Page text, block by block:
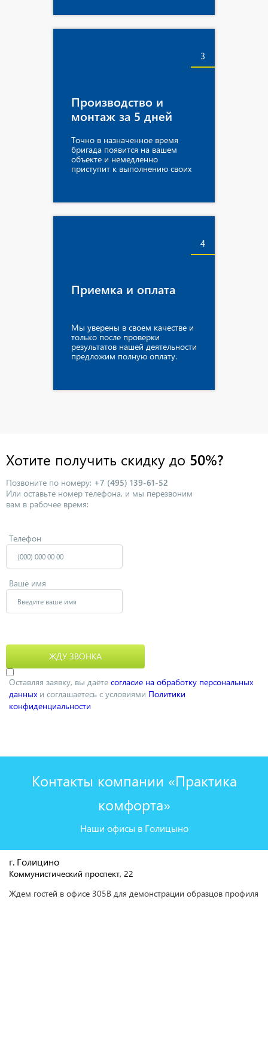
3
Производство и
монтаж за 5 дней
Точно в назначенное время
бригада появится на вашем
объекте и немедленно
приступит к выполнению своих
4
Приемка и оплата
Мы уверены в своем качестве и
только после проверки
результатов нашей деятельности
предложим полную оплату.
Хотите получить скидку до 50%?
Позвоните по номеру: +7 (495) 139-61-52
Или оставьте номер телефона, и мы перезвоним
вам в рабочее время:
Телефон
Ваше имя
Оставляя заявку, вы даёте согласие на обработку персональных
данных и соглашаетесь с условиями Политики
конфиденциальности
Контакты компании «Практика
комфорта»
Наши офисы в Голицыно
г. Голицино
Коммунистический проспект, 22
Ждем гостей в офисе 305В для демонстрации образцов профиля